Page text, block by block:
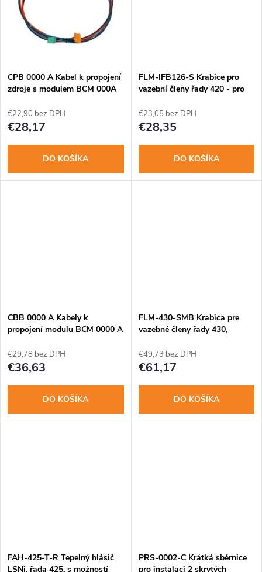
o
v
k
o
v
CPB 0000 A Kabel k propojení
zdroje s modulem BCM 000A
€22,90 bez DPH
€28,17
DO KOŠÍKA
FLM-IFB126-S Krabice pro
vazební členy řady 420 - pro
€23,05 bez DPH
€28,35
DO KOŠÍKA
CBB 0000 A Kabely k
propojení modulu BCM 0000 A
€29,78 bez DPH
€36,63
DO KOŠÍKA
FLM-430-SMB Krabica pre
vazebné členy řady 430,
€49,73 bez DPH
€61,17
DO KOŠÍKA
FAH-425-T-R Tepelný hlásič
LSNi, řada 425, s možností
PRS-0002-C Krátká sběrnice
pro instalaci 2 skrytých